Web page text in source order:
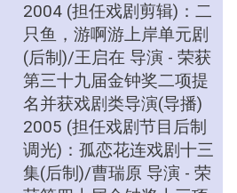
2004 (担任戏剧剪辑)：二
只鱼，游啊游上岸单元剧
(后制)/王启在 导演 - 荣获
第三十九届金钟奖二项提
名并获戏剧类导演(导播)
2005 (担任戏剧节目后制
调光)：孤恋花连戏剧十三
集(后制)/曹瑞原 导演 - 荣